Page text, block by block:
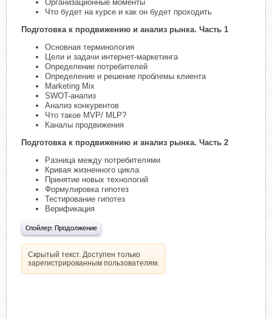
Организационные моменты
Что будет на курсе и как он будет проходить
Подготовка к продвижению и анализ рынка. Часть 1
Основная терминология
Цели и задачи интернет-маркетинга
Определение потребителей
Определение и решение проблемы клиента
Marketing Mix
SWOT-анализ
Анализ конкурентов
Что такое MVP/ MLP?
Каналы продвижения
Подготовка к продвижению и анализ рынка. Часть 2
Разница между потребителями
Кривая жизненного цикла
Принятие новых технологий
Формулировка гипотез
Тестирование гипотез
Верификация
Спойлер: Продолжение
Скрытый текст. Доступен только
зарегистрированным пользователям.